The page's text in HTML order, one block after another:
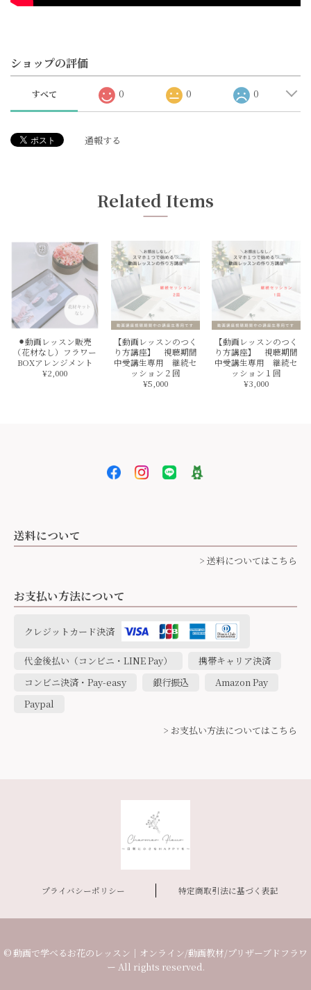
ショップの評価
すべて 0 0 0
通報する
Related Items
⚫︎動画レッスン販売
（花材なし）フラワー
BOXアレンジメント
¥2,000
【動画レッスンのつく
り方講座】 視聴期間
中受講生専用 継続セ
ッション２回
¥5,000
【動画レッスンのつく
り方講座】 視聴期間
中受講生専用 継続セ
ッション１回
¥3,000
送料について
> 送料についてはこちら
お支払い方法について
クレジットカード決済
代金後払い（コンビニ・LINE Pay）
携帯キャリア決済
コンビニ決済・Pay-easy
銀行振込
Amazon Pay
Paypal
> お支払い方法についてはこちら
プライバシーポリシー 特定商取引法に基づく表記
© 動画で学べるお花のレッスン｜オンライン/動画教材/プリザーブドフラワ
ー All rights reserved.